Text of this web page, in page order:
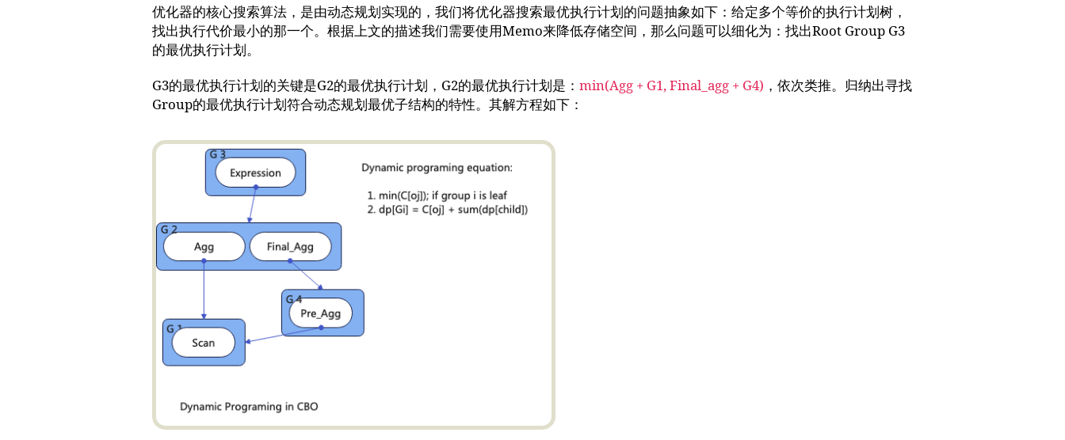
优化器的核心搜索算法，是由动态规划实现的，我们将优化器搜索最优执行计划的问题抽象如下：给定多个等价的执行计划树，
找出执行代价最小的那一个。根据上文的描述我们需要使用Memo来降低存储空间，那么问题可以细化为：找出Root Group G3
的最优执行计划。
G3的最优执行计划的关键是G2的最优执行计划，G2的最优执行计划是： min(Agg + G1, Final_agg + G4) ，依次类推。归纳出寻找
Group的最优执行计划符合动态规划最优子结构的特性。其解方程如下：